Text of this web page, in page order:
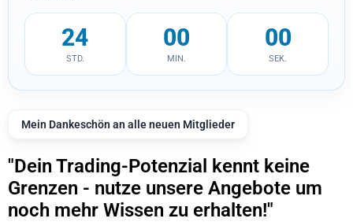
24
STD.
00
MIN.
00
SEK.
Mein Dankeschön an alle neuen Mitglieder
"Dein Trading-Potenzial kennt keine
Grenzen - nutze unsere Angebote um
noch mehr Wissen zu erhalten!"